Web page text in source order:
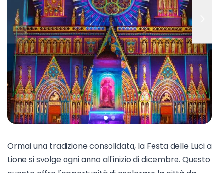
Ormai una tradizione consolidata, la Festa delle Luci a
Lionesi svolge ogni anno all'inizio di dicembre. Questo